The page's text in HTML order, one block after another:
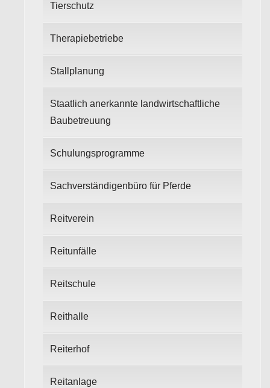
Tierschutz
Therapiebetriebe
Stallplanung
Staatlich anerkannte landwirtschaftliche
Baubetreuung
Schulungsprogramme
Sachverständigenbüro für Pferde
Reitverein
Reitunfälle
Reitschule
Reithalle
Reiterhof
Reitanlage